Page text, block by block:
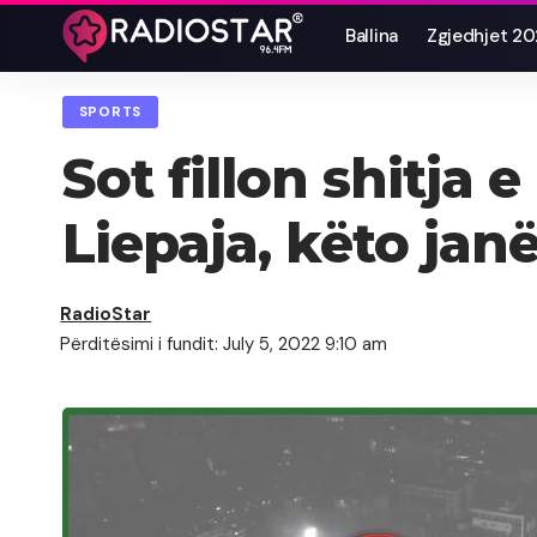
Ballina Zgjedhjet
SPORTS
Sot fillon shitja e
Liepaja, këto
Përditësimi i fundit: July 5, 2022 9:10 am
RadioStar